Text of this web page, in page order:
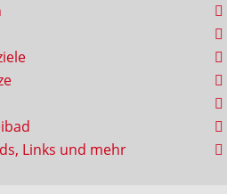
Links und mehr